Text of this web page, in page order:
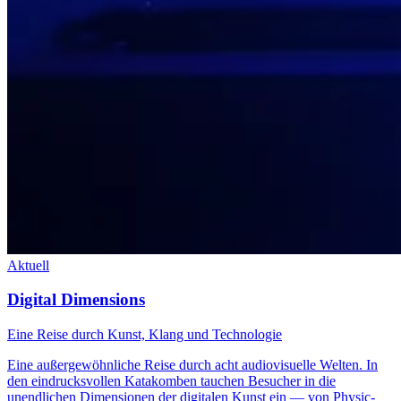
Aktuell
Digital Dimensions
Eine Reise durch Kunst, Klang und Technologie
Eine außergewöhnliche Reise durch acht audiovisuelle Welten. In
den eindrucksvollen Katakomben tauchen Besucher in die
unendlichen Dimensionen der digitalen Kunst ein — von Physic-